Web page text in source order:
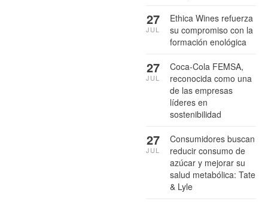
Ethica Wines refuerza
su compromiso con la
formación enológica
27
JUL
Coca-Cola FEMSA,
reconocida como una
de las empresas
líderes en
sostenibilidad
27
JUL
Consumidores buscan
reducir consumo de
azúcar y mejorar su
salud metabólica: Tate
& Lyle
27
JUL